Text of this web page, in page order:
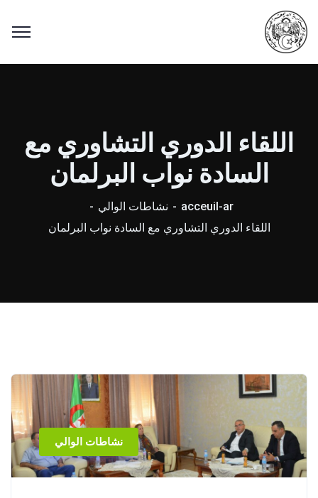
اللقاء الدوري التشاوري مع
السادة نواب البرلمان
acceuil-ar
نشاطات الوالي
اللقاء الدوري التشاوري مع السادة نواب البرلمان
نشاطات الوالي